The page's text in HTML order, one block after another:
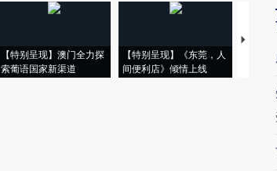
【特别呈现】澳门全力探
索葡语国家新渠道
【特别呈现】《东莞，人
间便利店》倾情上线
【推广
会，